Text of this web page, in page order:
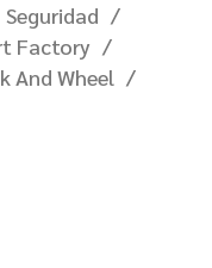
Seguridad
Factory
And Wheel